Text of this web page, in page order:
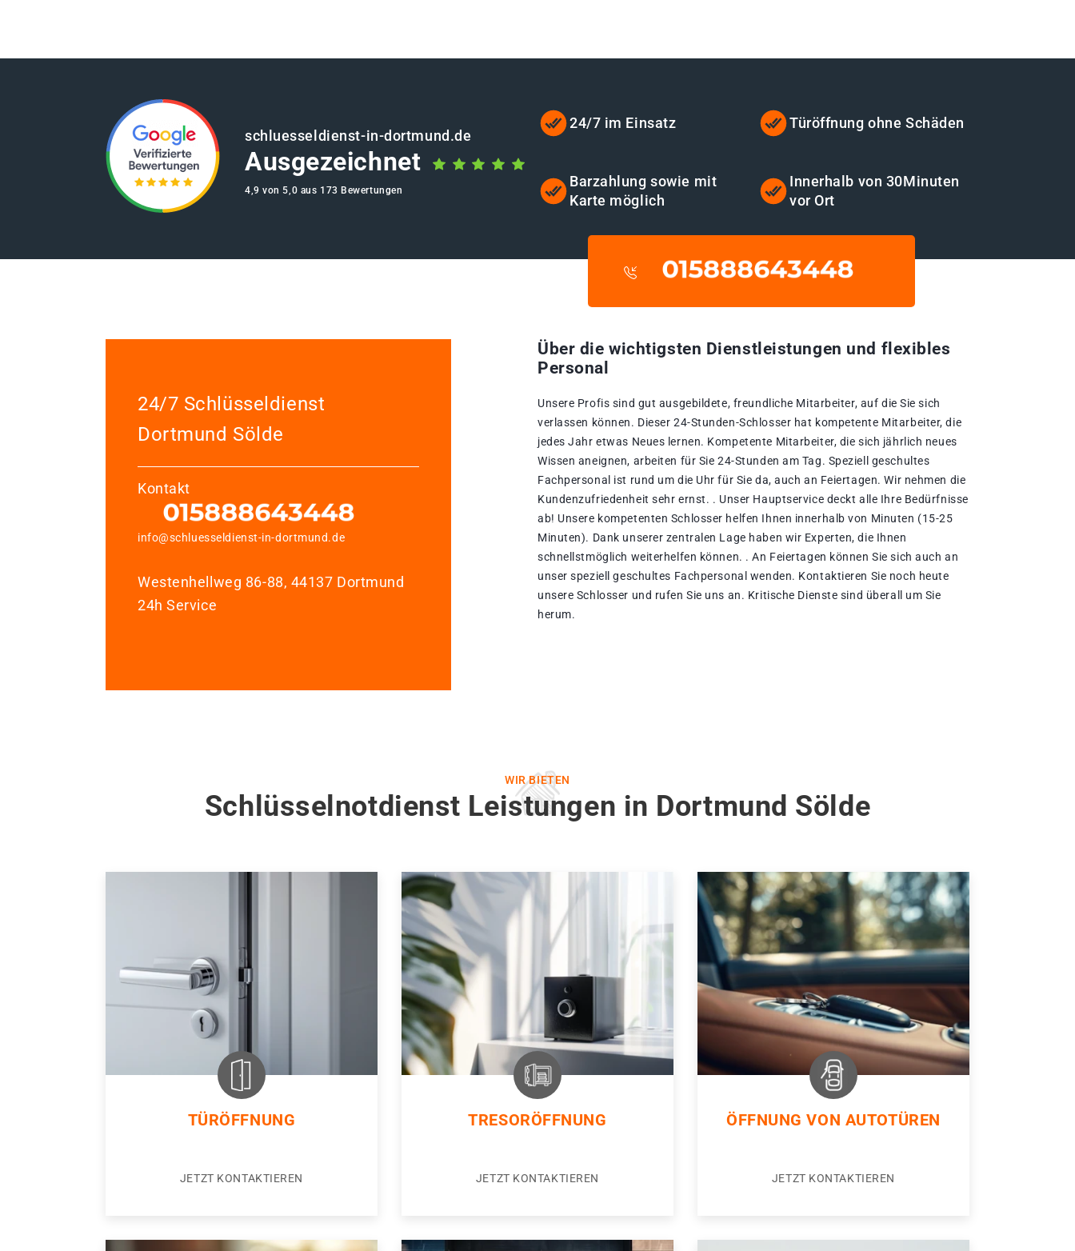
schluesseldienst-in-dortmund.de
Ausgezeichnet
4,9 von 5,0 aus 173 Bewertungen
24/7 im Einsatz Türöffnung ohne Schäden
Barzahlung sowie mit
Karte möglich
Innerhalb von 30Minuten
vor Ort
24/7 Schlüsseldienst
Dortmund Sölde
Kontakt
info@schluesseldienst-in-dortmund.de
Westenhellweg 86-88, 44137 Dortmund
24h Service
Über die wichtigsten Dienstleistungen und flexibles
Personal
Unsere Profis sind gut ausgebildete, freundliche Mitarbeiter, auf die Sie sich
verlassen können. Dieser 24-Stunden-Schlosser hat kompetente Mitarbeiter, die
jedes Jahr etwas Neues lernen. Kompetente Mitarbeiter, die sich jährlich neues
Wissen aneignen, arbeiten für Sie 24-Stunden am Tag. Speziell geschultes
Fachpersonal ist rund um die Uhr für Sie da, auch an Feiertagen. Wir nehmen die
Kundenzufriedenheit sehr ernst. . Unser Hauptservice deckt alle Ihre Bedürfnisse
ab! Unsere kompetenten Schlosser helfen Ihnen innerhalb von Minuten (15-25
Minuten). Dank unserer zentralen Lage haben wir Experten, die Ihnen
schnellstmöglich weiterhelfen können. . An Feiertagen können Sie sich auch an
unser speziell geschultes Fachpersonal wenden. Kontaktieren Sie noch heute
unsere Schlosser und rufen Sie uns an. Kritische Dienste sind überall um Sie
herum.
WIR BIETEN
Schlüsselnotdienst Leistungen in Dortmund Sölde
TÜRÖFFNUNG
JETZT KONTAKTIEREN
TRESORÖFFNUNG
JETZT KONTAKTIEREN
ÖFFNUNG VON AUTOTÜREN
JETZT KONTAKTIEREN